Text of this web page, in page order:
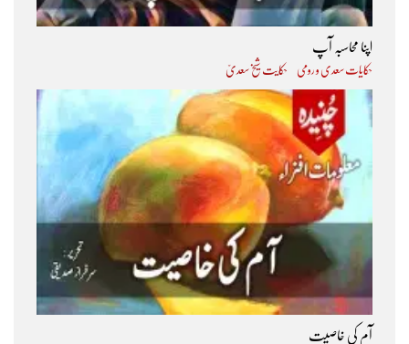
اپنا محاسبہ آپ
حکایات سعدی و رومی حکایت شیخ سعدیؒ
آم کی خاصیت